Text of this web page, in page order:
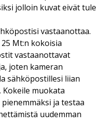
jolloin kuvat eivät tule
vastaanottaa.
Mt:n kokoisia
vastaanottavat
joten kameran
sähköpostillesi liian
muokata
ja testaa
uudemman